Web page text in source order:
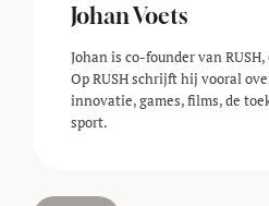
Johan Voets
Johan is co-founder van
Op RUSH schrijft hij vooral
innovatie, games, films, de
sport.